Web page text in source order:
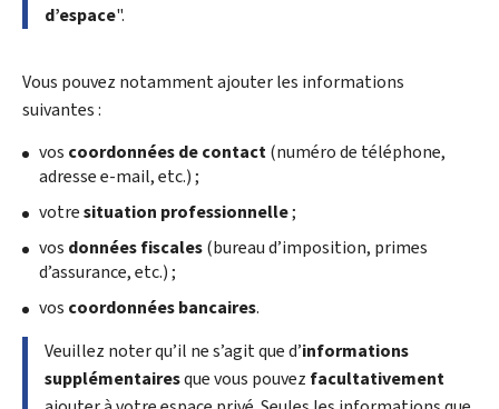
d’espace".
Vous pouvez notamment ajouter les informations
suivantes :
vos coordonnées de contact(numéro de téléphone,
adresse e-mail, etc.) ;
votresituation professionnelle;
vos données fiscales(bureau d’imposition, primes
d’assurance, etc.) ;
vos coordonnées bancaires.
Veuillez noter qu’il ne s’agit que d’informations
supplémentairesque vous pouvez facultativement